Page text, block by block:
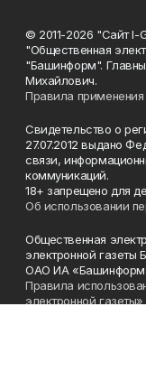
© 2011-2026 "Сайт I-
"Общественная
"Башинформ".
Михайлович.
Правила применения
Свидетельство о
27.07.2012 выдано
связи,
коммуникаций.
18+ запрещено для
Об использовании
Общественная
электронной
ОАО ИА
Правила
электронной газеты»